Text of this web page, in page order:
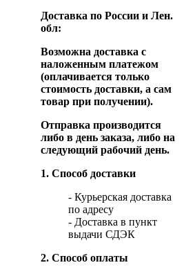
Доставка по России и Лен.
обл:
Возможна доставка с
наложенным платежом
(оплачивается только
стоимость доставки, а сам
товар при получении).
Отправка производится
либо в день заказа, либо на
следующий рабочий день.
1. Способ доставки
- Курьерская доставка
по адресу
- Доставка в пункт
выдачи СДЭК
2. Способ оплаты